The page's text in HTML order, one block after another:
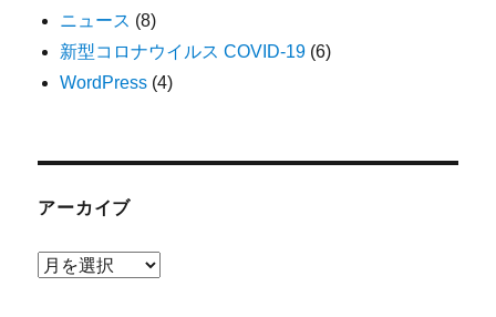
ニュース (8)
新型コロナウイルス COVID-19 (6)
WordPress (4)
アーカイブ
ア